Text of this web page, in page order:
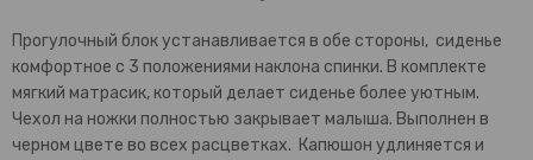
Прогулочный блок устанавливается в обе стороны, сиденье
комфортное с 3 положениями наклона спинки. В комплекте
мягкий матрасик, который делает сиденье более уютным.
Чехол на ножки полностью закрывает малыша. Выполнен в
черном цвете во всех расцветках. Капюшон удлиняется и